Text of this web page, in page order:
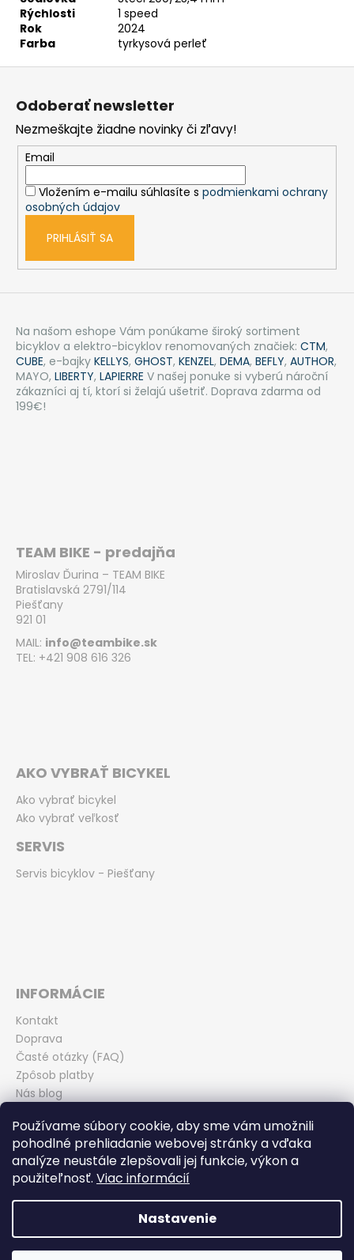
Používame súbory cookie, aby sme vám umožnili
pohodlné prehliadanie webovej stránky a vďaka
analýze neustále zlepšovali jej funkcie, výkon a
použiteľnosť. Viac informácií
Nastavenie
Rýchlosti
1 speed
Rok
2024
Farba
tyrkysová perleť
Z
Odoberať newsletter
Nezmeškajte žiadne novinky či zľavy!
Email
Vložením e-mailu súhlasíte s podmienkami ochrany
osobných údajov
PRIHLÁSIŤ SA
Na našom eshope Vám ponúkame široký sortiment
bicyklov a elektro-bicyklov renomovaných značiek: CTM,
CUBE, e-bajky KELLYS, GHOST, KENZEL, DEMA, BEFLY, AUTHOR,
MAYO, LIBERTY, LAPIERRE V našej ponuke si vyberú nároční
zákazníci aj tí, ktorí si želajú ušetriť. Doprava zdarma od
199€!
TEAM BIKE - predajňa
Miroslav Ďurina – TEAM BIKE
Bratislavská 2791/114
Piešťany
921 01
MAIL: info@teambike.sk
TEL: +421 908 616 326
AKO VYBRAŤ BICYKEL
Ako vybrať bicykel
Ako vybrať veľkosť
SERVIS
Servis bicyklov - Piešťany
INFORMÁCIE
Kontakt
Doprava
Časté otázky (FAQ)
Zpôsob platby
Nás blog
Zásady ochrany osobných údajov
Odstúpenie od kúpnej zmluvy
Copyright 2026Miroslav Ďurina - TEAM BIKE Piešťany.